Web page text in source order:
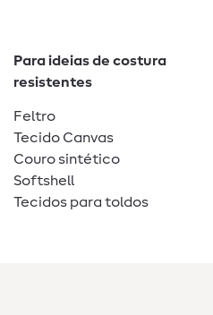
Para ideias de costura
resistentes
Feltro
Tecido Canvas
Couro sintético
Softshell
Tecidos para toldos